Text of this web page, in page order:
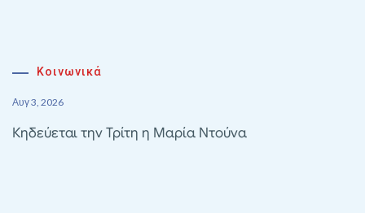
Κοινωνικά
Αυγ 3, 2026
Κηδεύεται την Τρίτη η Μαρία Ντούνα